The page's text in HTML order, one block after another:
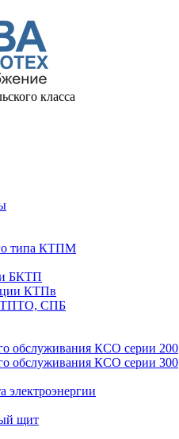
класса
типа КТПМ
БКТП
КТПв
КТПТО, СПБ
обслуживания КСО серии 200
обслуживания КСО серии 300
электроэнергии
щит